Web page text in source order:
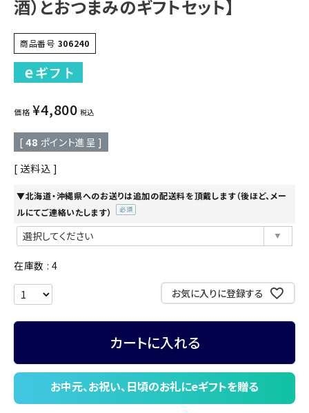
酒）とおつまみのギフトセット】
商品番号 306240
価格 ¥4,800 税込
[ 48 ポイント進呈 ]
送料込
▼北海道・沖縄県へのお送りは追加の配送料を頂戴します（後ほど、メー
ルにてご連絡いたします）
在庫数
4
お気に入りに登録する
カートに入れる